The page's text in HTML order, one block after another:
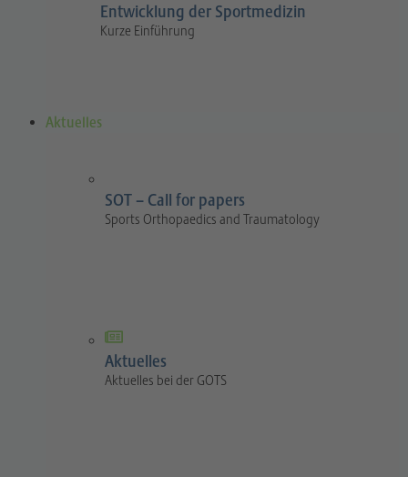
Entwicklung der Sportmedizin
Kurze Einführung
Aktuelles
SOT – Call for papers
Sports Orthopaedics and Traumatology
Aktuelles
Aktuelles bei der GOTS